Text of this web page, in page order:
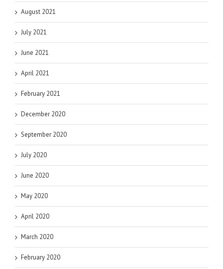
August 2021
July 2021
June 2021
April 2021
February 2021
December 2020
September 2020
July 2020
June 2020
May 2020
April 2020
March 2020
February 2020